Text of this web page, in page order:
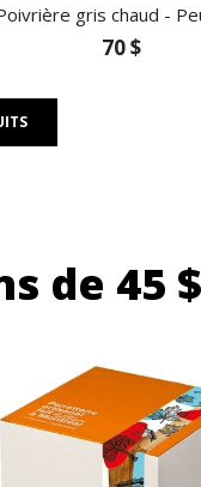
gris chaud -
70 $
de 45 $